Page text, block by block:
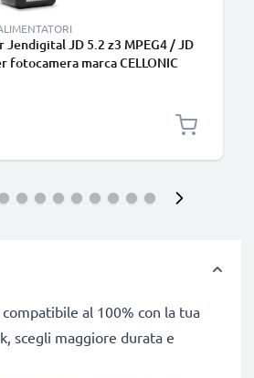
JD 5.2 z3 MPEG4 / JD
fotocamera marca CELLONIC
al 100% con la tua
scegli maggiore durata e